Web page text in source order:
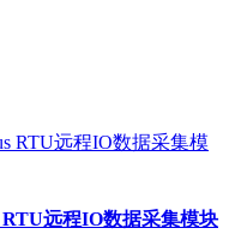
远程IO数据采集模块